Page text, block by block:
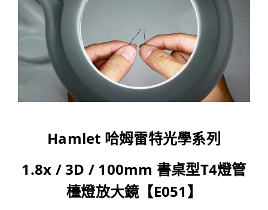
Hamlet 哈姆雷特光學系列
1.8x / 3D / 100mm 書桌型T4燈管
檯燈放大鏡【E051】